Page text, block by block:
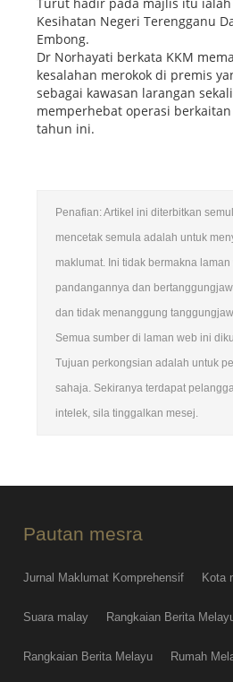
Turut hadir pada majlis itu ialah
Kesihatan Negeri Terengganu
Embong.
Dr Norhayati berkata KKM
kesalahan merokok di premis
sebagai kawasan larangan
memperhebat operasi
tahun ini.
Penafian: Artikel ini diterbitkan
mencetak semula adalah untuk
maklumat. Ini tidak bermakna
pandangannya dan
dan tidak menanggung
Semua sumber di laman web ini
Tujuan perkongsian adalah untuk
sahaja. Sekiranya terdapat
intelek, sila tinggalkan mesej.
Pautan mesra
Jurnal Maklumat Komprehensif Kota
Suara malay Rangkaian Berita
Rangkaian Berita Melayu Rumah